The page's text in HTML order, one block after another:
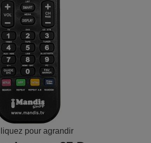
pour agrandir